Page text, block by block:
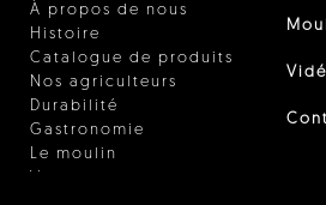
À propos de nous
Histoire
Catalogue de produits
Nos agriculteurs
Durabilité
Gastronomie
Le moulin